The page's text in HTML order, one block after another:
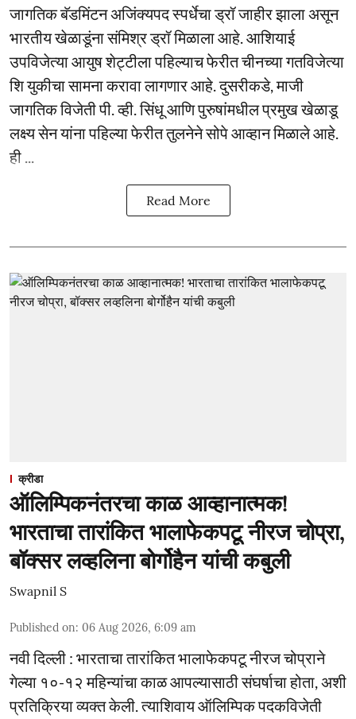
जागतिक बॅडमिंटन अजिंक्यपद स्पर्धेचा ड्रॉ जाहीर झाला असून
भारतीय खेळाडूंना संमिश्र ड्रॉ मिळाला आहे. आशियाई
उपविजेत्या आयुष शेट्टीला पहिल्याच फेरीत चीनच्या गतविजेत्या
शि युकीचा सामना करावा लागणार आहे. दुसरीकडे, माजी
जागतिक विजेती पी. व्ही. सिंधू आणि पुरुषांमधील प्रमुख खेळाडू
लक्ष्य सेन यांना पहिल्या फेरीत तुलनेने सोपे आव्हान मिळाले आहे.
ही ...
Read More
क्रीडा
ऑलिम्पिकनंतरचा काळ आव्हानात्मक!
भारताचा तारांकित भालाफेकपटू नीरज चोप्रा,
बॉक्सर लव्हलिना बोर्गोहैन यांची कबुली
Swapnil S
Published on: 06 Aug 2026, 6:09 am
नवी दिल्ली : भारताचा तारांकित भालाफेकपटू नीरज चोप्राने
गेल्या १०-१२ महिन्यांचा काळ आपल्यासाठी संघर्षाचा होता, अशी
प्रतिक्रिया व्यक्त केली. त्याशिवाय ऑलिम्पिक पदकविजेती